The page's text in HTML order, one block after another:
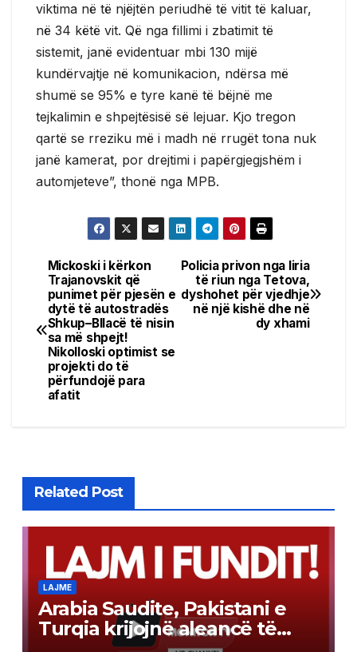
viktima në të njëjtën periudhë të vitit të kaluar,
në 34 këtë vit. Që nga fillimi i zbatimit të
sistemit, janë evidentuar mbi 130 mijë
kundërvajtje në komunikacion, ndërsa më
shumë se 95% e tyre kanë të bëjnë me
tejkalimin e shpejtësisë së lejuar. Kjo tregon
qartë se rreziku më i madh në rrugët tona nuk
janë kamerat, por drejtimi i papërgjegjshëm i
automjeteve”, thonë nga MPB.
Post
navigation
Policia privon nga liria
të riun nga Tetova,
dyshohet për vjedhje
në një kishë dhe në
dy xhami
Mickoski i kërkon
Trajanovskit që
punimet për pjesën e
dytë të autostradës
Shkup–Bllacë të nisin
sa më shpejt!
Nikolloski optimist se
projekti do të
përfundojë para
afatit
Related Post
LAJME
Arabia Saudite, Pakistani e
Turqia krijojnë aleancë të